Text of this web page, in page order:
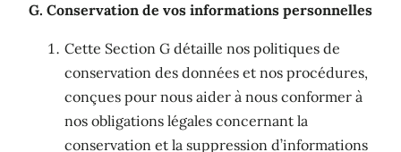
G. Conservation de vos informations personnelles
Cette Section G détaille nos politiques de
conservation des données et nos procédures,
conçues pour nous aider à nous conformer à
nos obligations légales concernant la
conservation et la suppression d’informations